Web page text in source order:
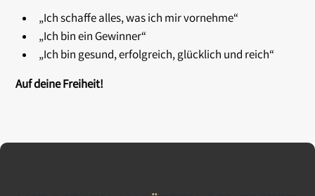
„Ich schaffe alles, was ich mir vornehme“
„Ich bin ein Gewinner“
„Ich bin gesund, erfolgreich, glücklich und reich“
Auf deine Freiheit!